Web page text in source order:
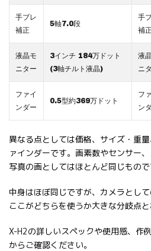
手ブレ
補正
5軸7.0段
手
補正
液晶モ
ニター
3インチ 184万ドット
(3軸チルト液晶)
液
ニ
ファイ
ンダー
0.5型約369万ドット
フ
ン
異なる点としては価格、サイズ・重
ァインダーです。画素数やセンサー
写真の画としてはほとんど同じもので
中身はほぼ同じですが、カメラとして
ここがどちらを使うか大きな分岐点と
X-H2の詳しいスペックや使用感、作
からご確認ください。